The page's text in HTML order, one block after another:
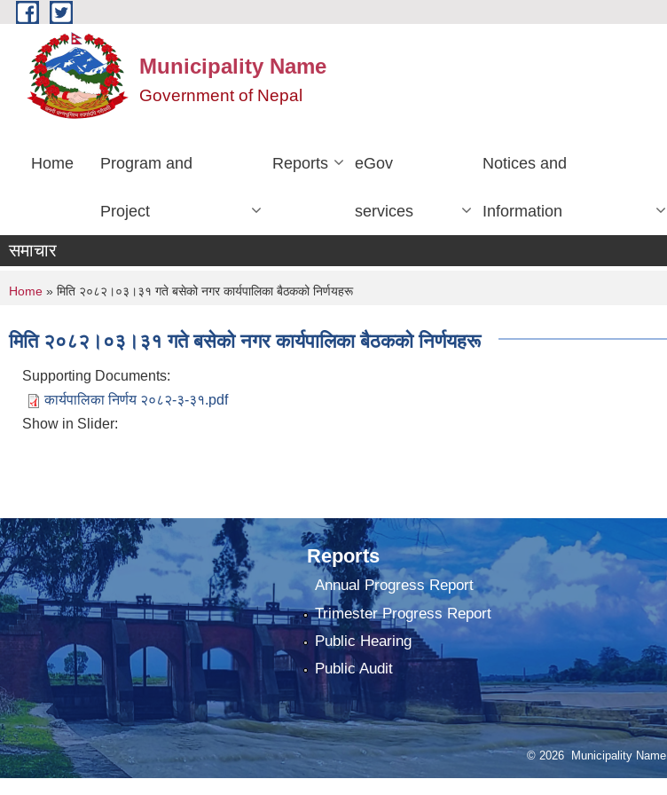
Skip to main content
Municipality Name
Government of Nepal
Home Program and
Project
Reports eGov
services
Notices and
Information
समाचार
You are here
Home » मिति २०८२।०३।३१ गते बसेको नगर कार्यपालिका बैठकको निर्णयहरू
मिति २०८२।०३।३१ गते बसेको नगर कार्यपालिका बैठकको निर्णयहरू
Supporting Documents:
कार्यपालिका निर्णय २०८२-३-३१.pdf
Show in Slider:
Reports
Annual Progress Report
Trimester Progress Report
Public Hearing
Public Audit
© 2026 Municipality Name